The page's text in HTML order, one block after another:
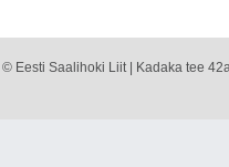
© Eesti Saalihoki Liit | Kadaka tee